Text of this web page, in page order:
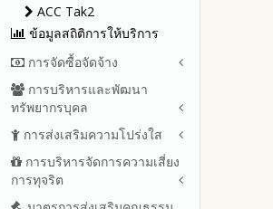
ACC Tak2
ข้อมูลสถิติการให้บริการ
การจัดซื้อจัดจ้าง
สรุปผลการจัดซื้อจัดจ้างหรือการ
จัดหาพัสดุรายเดือน ประจำ
ปีงบประมาณ พ.ศ.2569 (แบบ
สขร.1)
รายงานสรุปผลการจัดซื้อจัดจ้าง
หรือการจัดหาพัสดุของสำนักงาน
เขตพื้นที่การศึกษา ประจำ
การบริหารและพัฒนา
ทรัพยากรบุคล
หลักเกณฑ์และแผนการบริหาร
และพัฒนาทรัพยากรบุคลล ประจำ
ปีงบประมาณ พ.ศ.2569
การส่งเสริมความโปร่งใส
แนวปฏิบัติการจัดการเรื่องร้อง
เรียนการทุจริตและประพฤติมิชอบ
ช่องทางแจ้งเรื่องร้องเรียนการ
การบริหารจัดการความเสี่ยง
การทุจริต